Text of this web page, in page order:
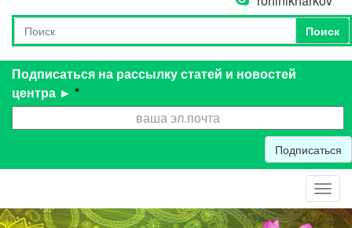
Форма поиска
Поиск
Поиск
Подписаться на рассылку статей и новостей
центра ► *
Подписаться